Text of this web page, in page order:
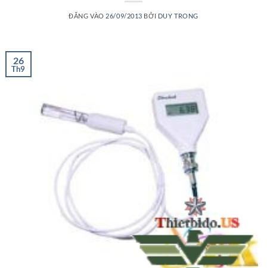
ĐĂNG VÀO 26/09/2013 BỞI DUY TRONG
26
Th9